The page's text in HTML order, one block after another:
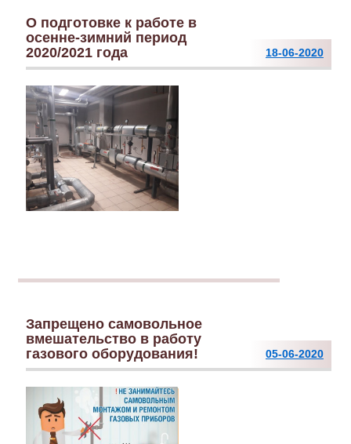
О подготовке к работе в
осенне-зимний период
2020/2021 года
18-06-2020
Запрещено самовольное
вмешательство в работу
газового оборудования!
05-06-2020